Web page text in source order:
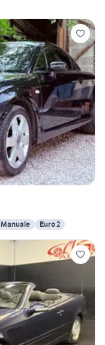
Manuale Euro 2